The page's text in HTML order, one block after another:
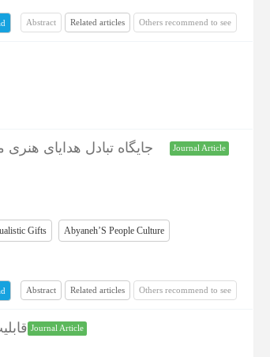
Abstract Related articles Others recommend to see
جایگاه تبادل هدایای
Journal Article
Gifts Abyaneh’S People Culture
Abstract Related articles Others recommend to see
Journal Article